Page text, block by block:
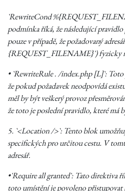
`RewriteCond
podmínka říká, že následující
pouze v případě, že požadovaný
{REQUEST_FILENAME}`) fyzicky
• `RewriteRule . /index.php [L]`:
že pokud požadavek neodpovídá
měl by být veškerý provoz
že toto je poslední pravidlo, které má
5. `<Location />`: Tento blok
specifických pro určitou cestu. V
adresář.
•`Require all granted`: Tato direktiva
toto umístění je povoleno přistupovat